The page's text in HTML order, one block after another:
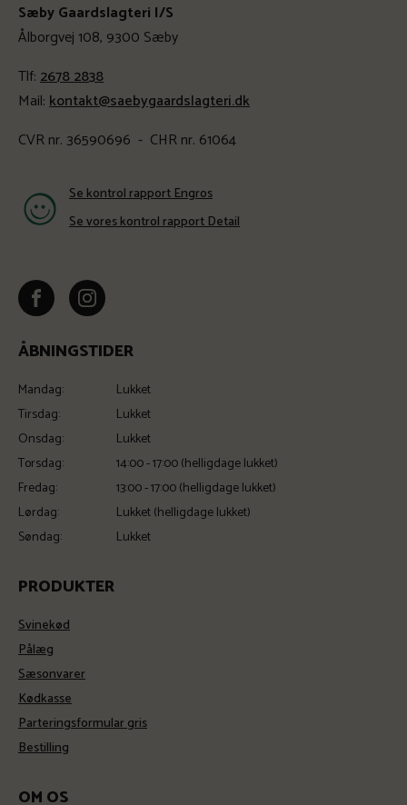
Sæby Gaardslagteri I/S
Ålborgvej 108, 9300 Sæby
Tlf:2678 2838
Mail:kontakt@saebygaardslagteri.dk
CVR nr. 36590696 - CHR nr. 61064
Se kontrol rapport Engros
Se vores kontrol rapport Detail
ÅBNINGSTIDER
Mandag:
Lukket
Tirsdag:
Lukket
Onsdag:
Lukket
Torsdag:
14:00 - 17:00 (helligdage lukket)
Fredag:
13:00 - 17:00 (helligdage lukket)
Lørdag:
Lukket (helligdage lukket)
Søndag:
Lukket
PRODUKTER
Svinekød
Pålæg
Sæsonvarer
Kødkasse
Parteringsformular gris
Bestilling
OM OS